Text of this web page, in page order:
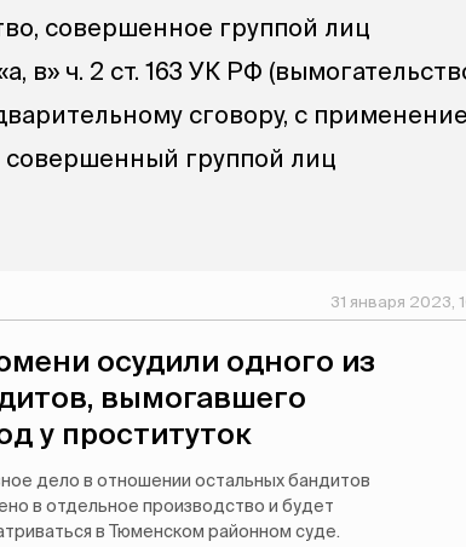
совершенное группой лиц
в» ч. 2 ст. 163 УК РФ
сговору, с
совершенный группой лиц
31 января 2023,
осудили одного из
вымогавшего
у проституток
дело в отношении остальных бандитов
в отдельное производство и будет
в Тюменском районном суде.